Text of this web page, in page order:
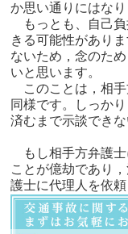
か思い通りにはなり
もっとも、自己
きる可能性があり
ないため，念のた
いと思います。
このことは，相手
同様です。しっか
済むまで示談でき
もし相手方弁護士
ことが億劫であり
護士に代理人を依